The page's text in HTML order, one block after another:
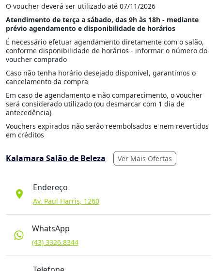
O voucher deverá ser utilizado até 07/11/2026
Atendimento de terça a sábado, das 9h às 18h - mediante
prévio agendamento e disponibilidade de horários
É necessário efetuar agendamento diretamente com o salão,
conforme disponibilidade de horários - informar o número do
voucher comprado
Caso não tenha horário desejado disponível, garantimos o
cancelamento da compra
Em caso de agendamento e não comparecimento, o voucher
será considerado utilizado (ou desmarcar com 1 dia de
antecedência)
Vouchers expirados não serão reembolsados e nem revertidos
em créditos
Kalamara Salão de Beleza Ver Mais Ofertas
location_on
Endereço
Av. Paul Harris, 1260
WhatsApp
(43) 3326.8344